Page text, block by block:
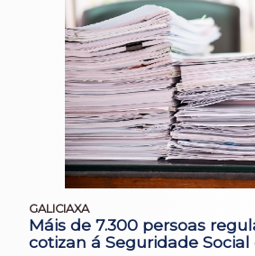
GALICIAXA
Máis de 7.300 persoas
cotizan á Seguridade Social